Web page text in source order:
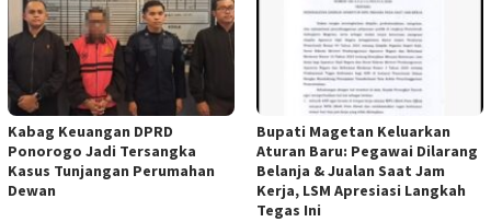
Kabag Keuangan DPRD
Ponorogo Jadi Tersangka
Kasus Tunjangan Perumahan
Dewan
Bupati Magetan Keluarkan
Aturan Baru: Pegawai Dilarang
Belanja & Jualan Saat Jam
Kerja, LSM Apresiasi Langkah
Tegas Ini